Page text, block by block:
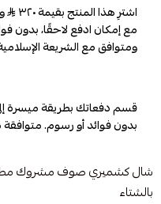
اشترِ هذا المنتج بقيمة ٣٢٠
مع إمكان ادفع لاحقًا، بدون
ومتوافق مع الشريعة
بدون فوائد أو رسوم.
شال كشميري صوف مشروك مطرز
بالشتاء